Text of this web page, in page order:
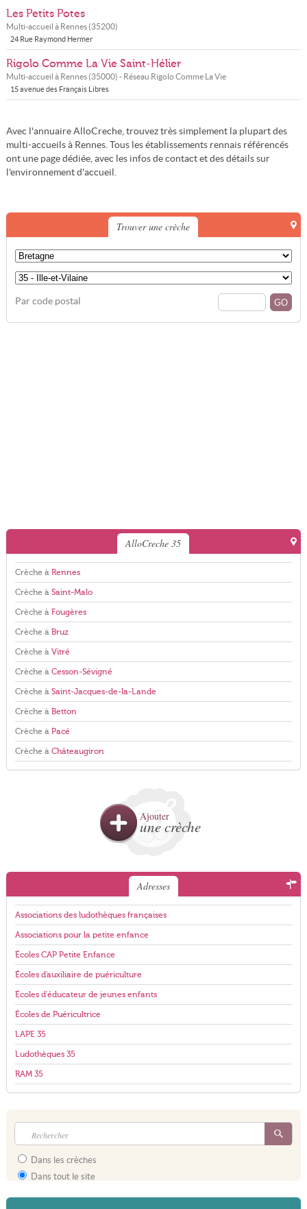
Les Petits Potes
Multi-accueil à Rennes(35200)
24 Rue Raymond Hermer
Rigolo Comme La Vie Saint-Hélier
Multi-accueil à Rennes(35000) - Réseau Rigolo Comme La Vie
15 avenue des Français Libres
Avec l'annuaire AlloCreche, trouvez très simplement la plupart des
multi-accueils à Rennes. Tous les établissements rennais référencés
ont une page dédiée, avec les infos de contact et des détails sur
l'environnement d'accueil.
Trouver une crèche
Par code postal
AlloCreche 35
Crèche à Rennes
Crèche à Saint-Malo
Crèche à Fougères
Crèche à Bruz
Crèche à Vitré
Crèche à Cesson-Sévigné
Crèche à Saint-Jacques-de-la-Lande
Crèche à Betton
Crèche à Pacé
Crèche à Châteaugiron
Ajouter
une crèche
Adresses
Associations des ludothèques françaises
Associations pour la petite enfance
Écoles CAP Petite Enfance
Écoles d'auxiliaire de puériculture
Écoles d'éducateur de jeunes enfants
Écoles de Puéricultrice
LAPE 35
Ludothèques 35
RAM 35
Dans les crèches
Dans tout le site